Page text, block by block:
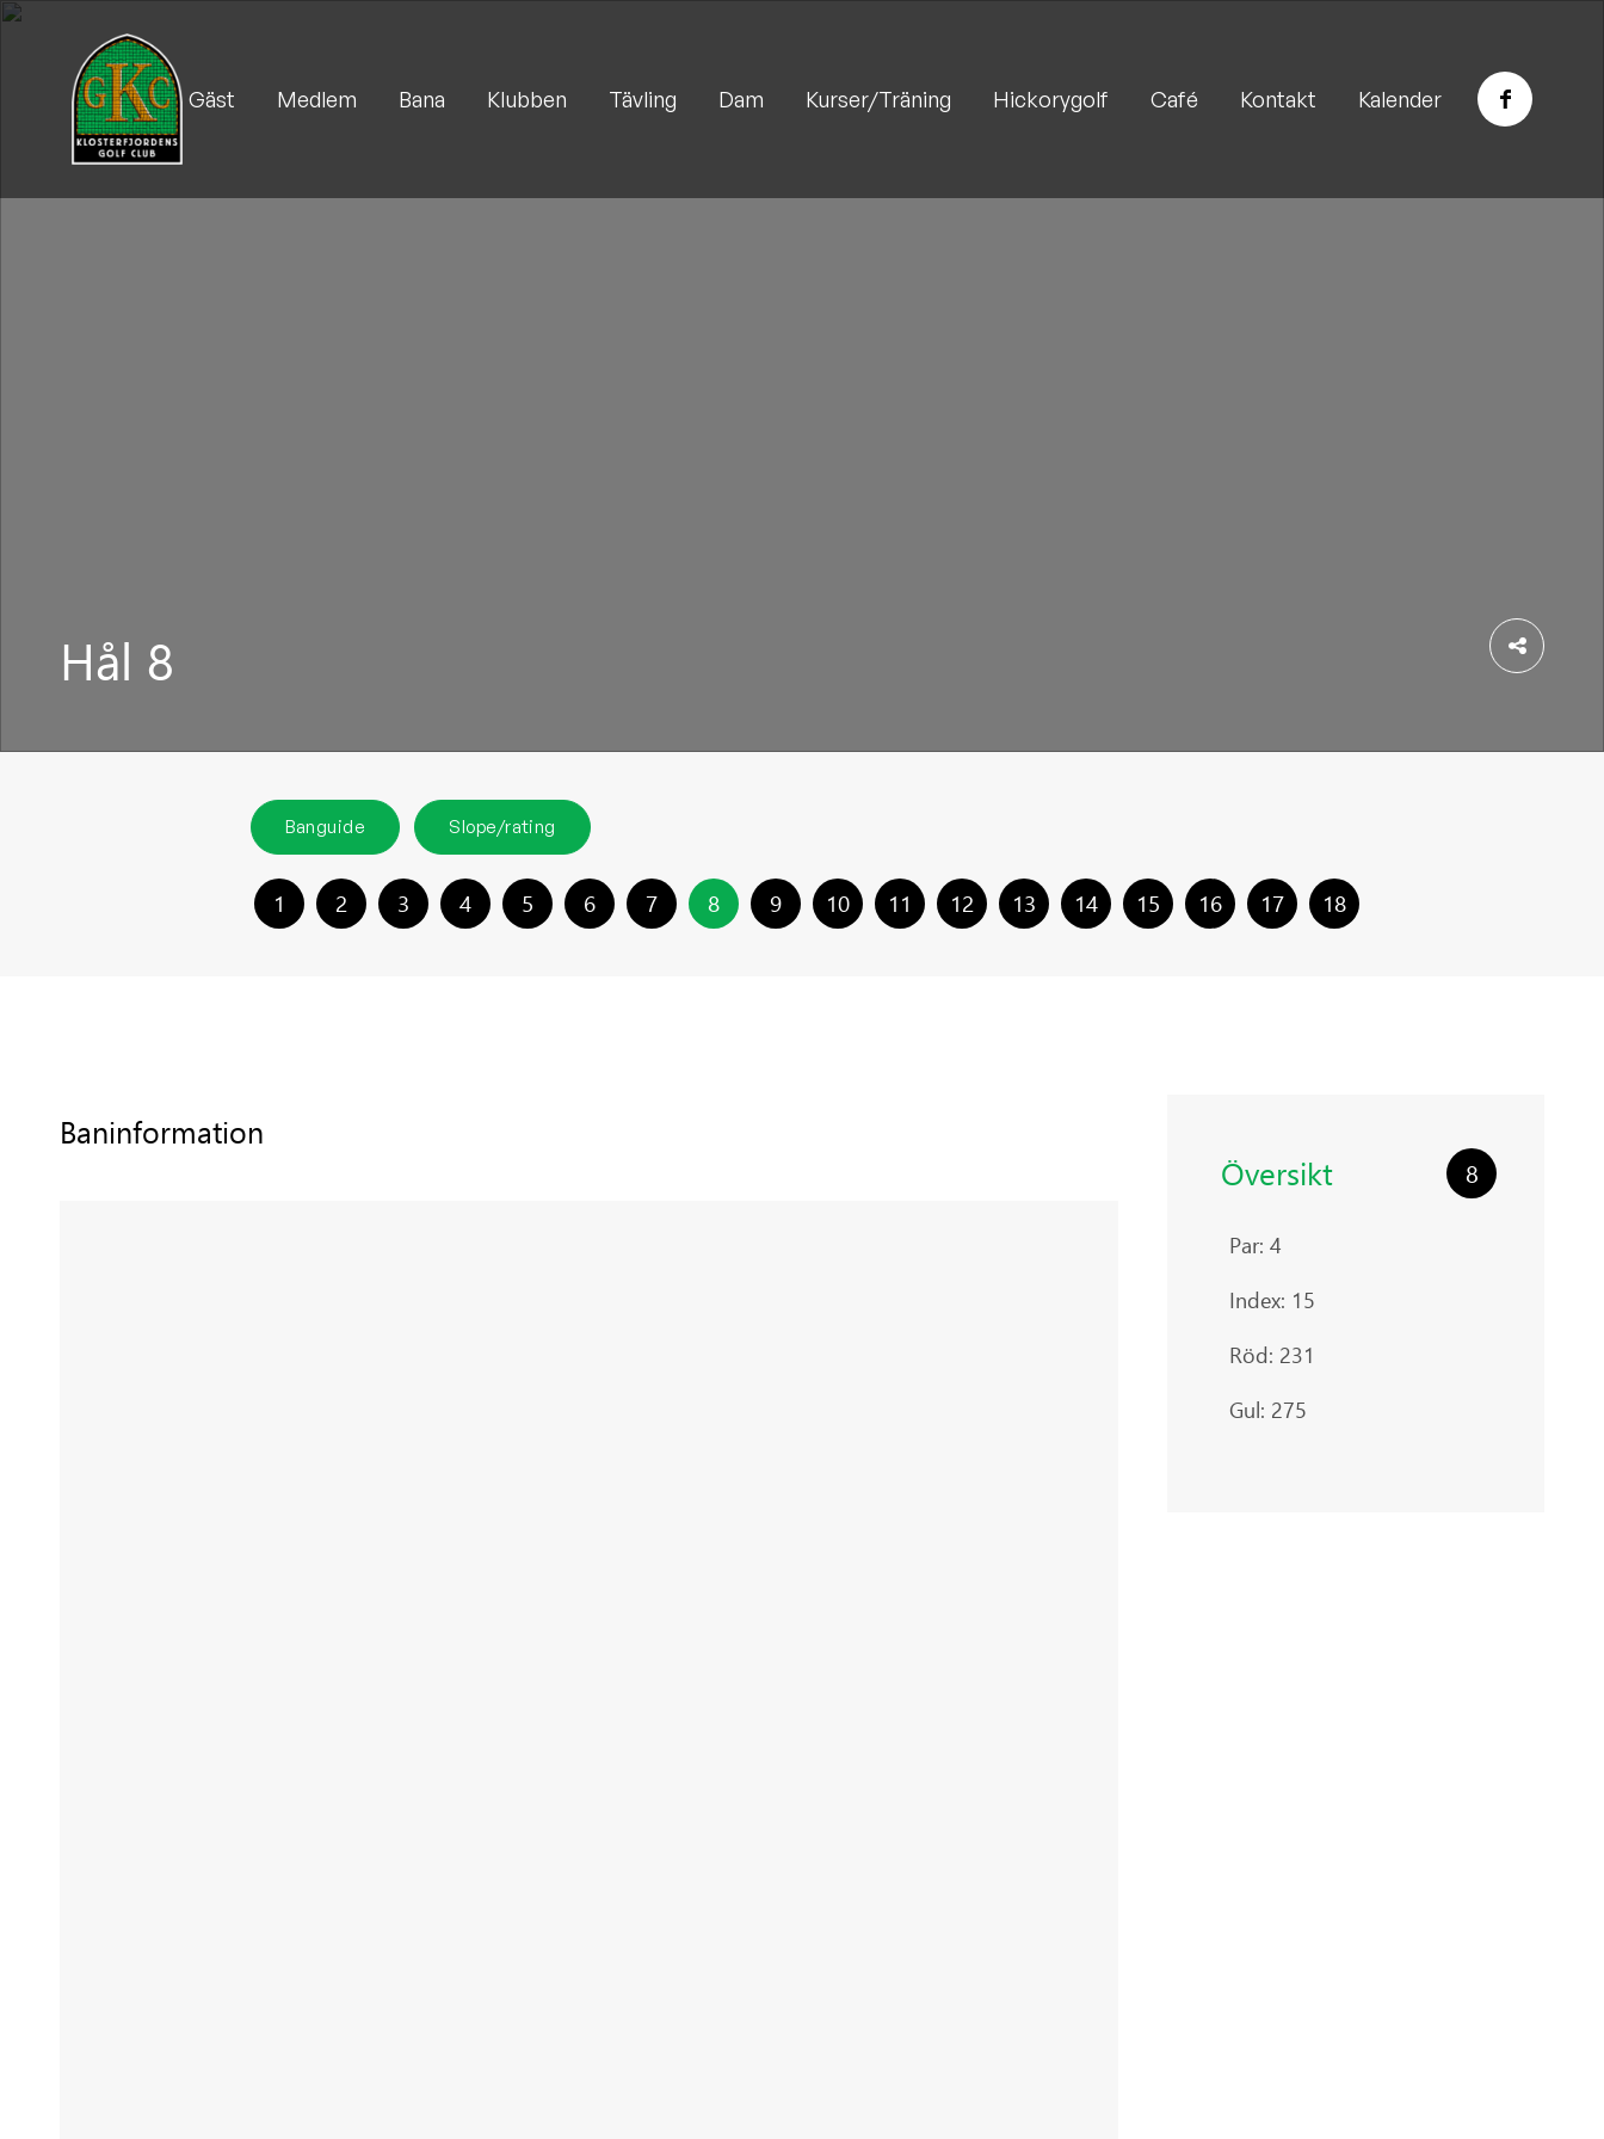
Gäst Medlem Bana Klubben Tävling Dam Kurser/Träning Hickorygolf Café Kontakt Kalender
Hål 8 Dela
Banguide Slope/rating
1 2 3 4 5 6 7 8 9 10 11 12 13 14 15 16 17 18
Baninformation
Översikt 8
Par: 4
Index: 15
Röd: 231
Gul: 275